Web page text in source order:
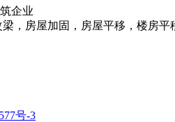
企业
，房屋加固，房屋平移，楼房
号-3